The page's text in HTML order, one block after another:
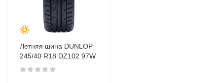
Летняя шина DUNLOP
245/40 R18 DZ102 97W